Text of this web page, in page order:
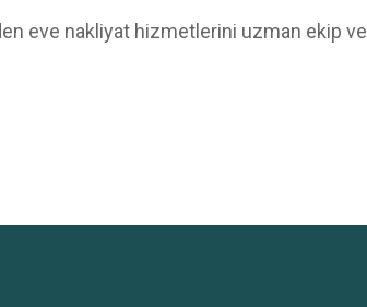
eve nakliyat hizmetlerini uzman ekip ve